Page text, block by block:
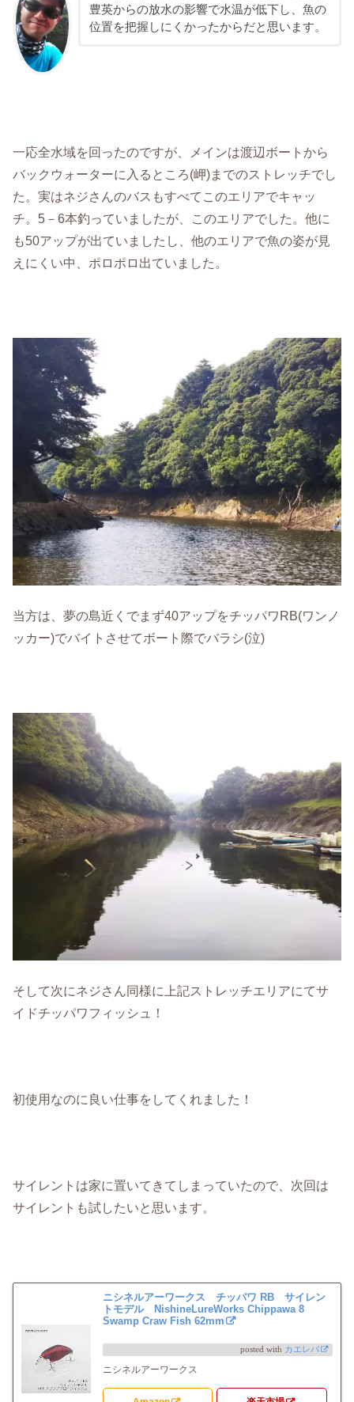
豊英からの放水の影響で水温が低下し、魚の
位置を把握しにくかったからだと思います。
一応全水域を回ったのですが、メインは渡辺ボートから
バックウォーターに入るところ(岬)までのストレッチでし
た。実はネジさんのバスもすべてこのエリアでキャッ
チ。5－6本釣っていましたが、このエリアでした。他に
も50アップが出ていましたし、他のエリアで魚の姿が見
えにくい中、ポロポロ出ていました。
当方は、夢の島近くでまず40アップをチッパワRB(ワンノ
ッカー)でバイトさせてボート際でバラシ(泣)
そして次にネジさん同様に上記ストレッチエリアにてサ
イドチッパワフィッシュ！
初使用なのに良い仕事をしてくれました！
サイレントは家に置いてきてしまっていたので、次回は
サイレントも試したいと思います。
ニシネルアーワークス チッパワ RB サイレン
トモデル NishineLureWorks Chippawa 8
Swamp Craw Fish 62mm
posted with カエレバ
ニシネルアーワークス